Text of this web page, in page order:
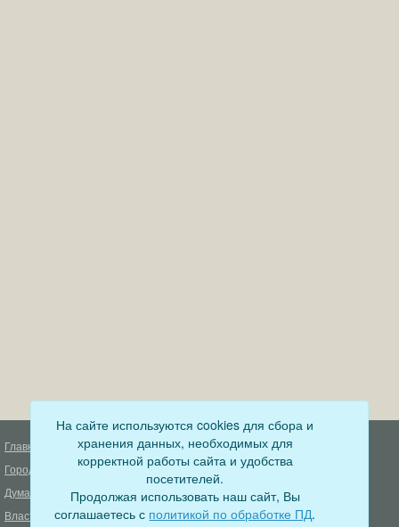
Главная
Город
Дума
Власть
Деятельность прокуратуры
Муниципальный контроль
Меры пожарной безопасности
Муниципальные закупки
На сайте используются cookies для сбора и
хранения данных, необходимых для
корректной работы сайта и удобства
посетителей.
Продолжая использовать наш сайт, Вы
соглашаетесь с политикой по обработке ПД.